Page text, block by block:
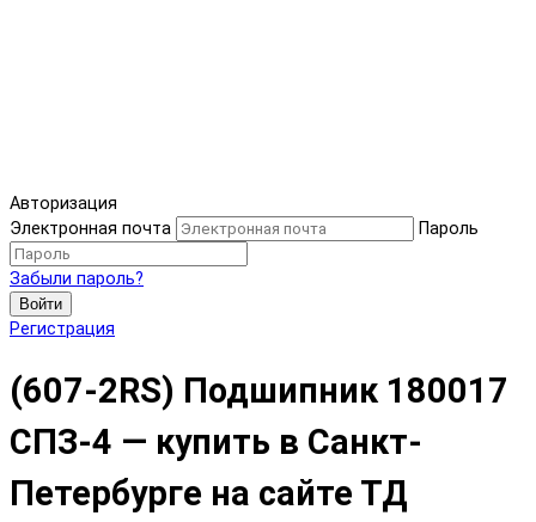
Авторизация
Электронная почта
Пароль
Забыли пароль?
Войти
Регистрация
(607-2RS) Подшипник 180017
СПЗ-4 — купить в Санкт-
Петербурге на сайте ТД